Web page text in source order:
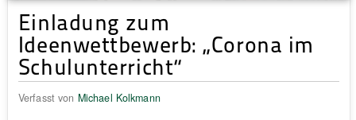
Einladung zum
Ideenwettbewerb: „Corona im
Schulunterricht“
Verfasst von Michael Kolkmann